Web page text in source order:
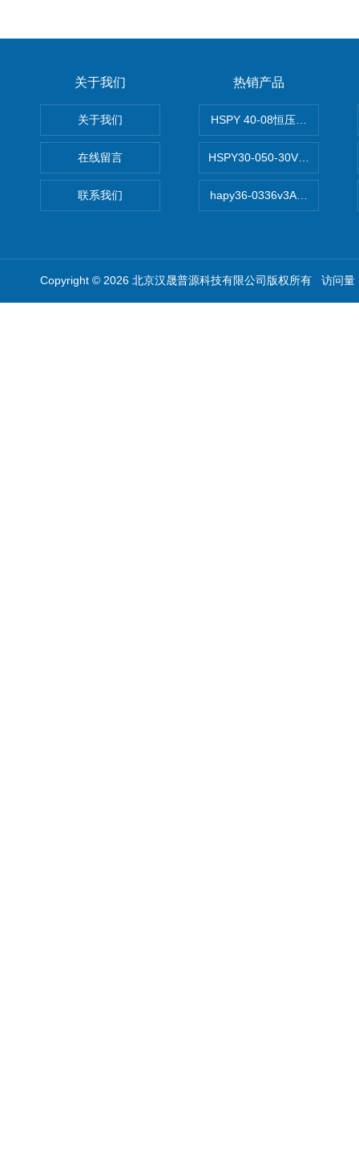
关于我们
关于我们
在线留言
联系我们
热销产品
HSPY 40-08恒压恒流恒功率
HSPY30-050-30V/-05A可调
hapy36-0336v3A高精度小型
Copyright © 2026 北京汉晟普源科技有限公司版权所有 访问量